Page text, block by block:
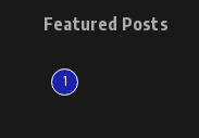
Featured Posts
1